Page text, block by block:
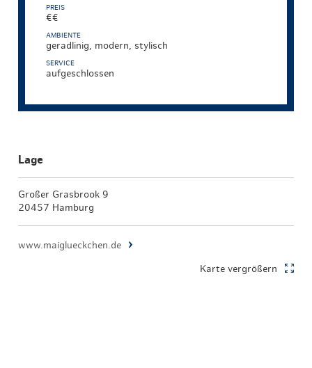
PREIS
€€
AMBIENTE
geradlinig, modern, stylisch
SERVICE
aufgeschlossen
Lage
Großer Grasbrook 9
20457 Hamburg
www.maiglueckchen.de
Karte vergrößern